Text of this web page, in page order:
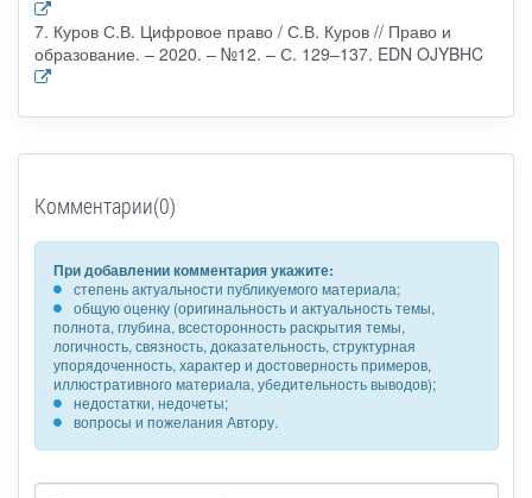
7. Куров С.В. Цифровое право / С.В. Куров // Право и
образование. – 2020. – №12. – С. 129–137. EDN OJYBHC
Комментарии(0)
При добавлении комментария укажите:
степень актуальности публикуемого материала;
общую оценку (оригинальность и актуальность темы,
полнота, глубина, всесторонность раскрытия темы,
логичность, связность, доказательность, структурная
упорядоченность, характер и достоверность примеров,
иллюстративного материала, убедительность выводов);
недостатки, недочеты;
вопросы и пожелания Автору.